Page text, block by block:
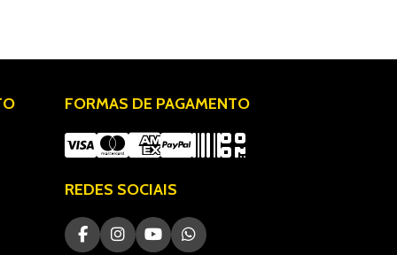
FORMAS DE PAGAMENTO
REDES SOCIAIS